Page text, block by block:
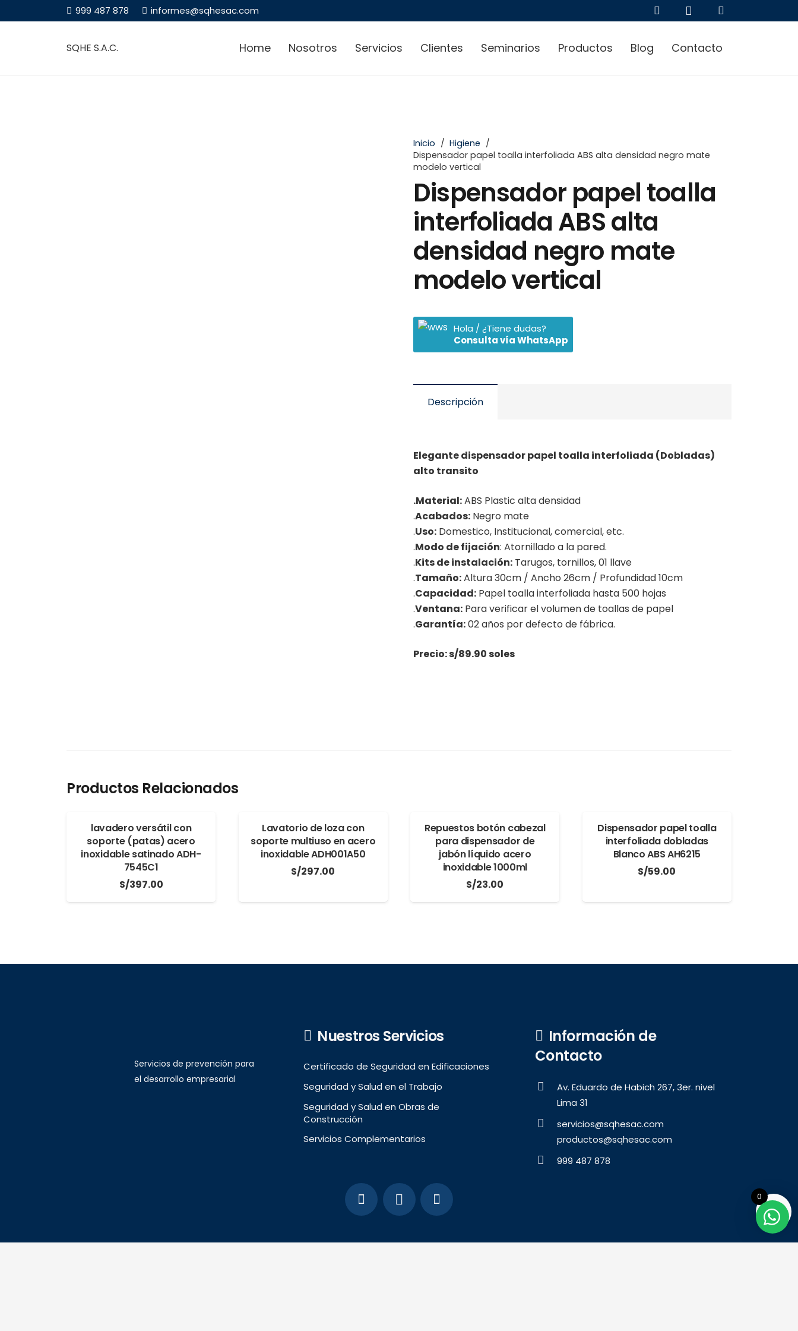
999 487 878 informes@sqhesac.com
SQHE S.A.C. Home Nosotros Servicios Clientes Seminarios Productos Blog Contacto
Inicio / Higiene /
Dispensador papel toalla interfoliada ABS alta densidad negro mate
modelo vertical
Dispensador papel toalla
interfoliada ABS alta
densidad negro mate
modelo vertical
Hola / ¿Tiene dudas?
Consulta vía WhatsApp
Descripción
Elegante dispensador papel toalla interfoliada (Dobladas)
alto transito
.Material:ABS Plastic alta densidad
.Acabados: Negro mate
.Uso: Domestico, Institucional, comercial, etc.
.Modo de fijación: Atornillado a la pared.
.Kits de instalación: Tarugos, tornillos, 01 llave
.Tamaño:Altura 30cm / Ancho 26cm / Profundidad 10cm
.Capacidad: Papel toalla interfoliada hasta 500 hojas
.Ventana: Para verificar el volumen de toallas de papel
.Garantía:02 años por defecto de fábrica.
Precio: s/89.90 soles
Productos Relacionados
lavadero versátil con
soporte (patas) acero
inoxidable satinado ADH-
7545C1
S/397.00
Lavatorio de loza con
soporte multiuso en acero
inoxidable ADH001A50
S/297.00
Repuestos botón cabezal
para dispensador de
jabón líquido acero
inoxidable 1000ml
S/23.00
Dispensador papel toalla
interfoliada dobladas
Blanco ABS AH6215
S/59.00
Servicios de prevención para
el desarrollo empresarial
Nuestros Servicios
Certificado de Seguridad en Edificaciones
Seguridad y Salud en el Trabajo
Seguridad y Salud en Obras de
Construcción
Servicios Complementarios
Información de
Contacto
Av. Eduardo de Habich 267, 3er. nivel
Lima 31
servicios@sqhesac.com
productos@sqhesac.com
999 487 878
0